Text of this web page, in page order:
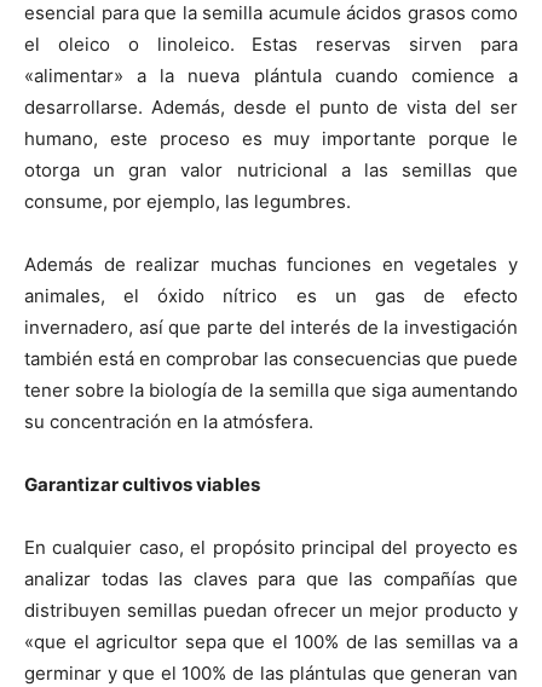
esencial para que la semilla acumule ácidos grasos como
el oleico o linoleico. Estas reservas sirven para
«alimentar» a la nueva plántula cuando comience a
desarrollarse. Además, desde el punto de vista del ser
humano, este proceso es muy importante porque le
otorga un gran valor nutricional a las semillas que
consume, por ejemplo, las legumbres.
Además de realizar muchas funciones en vegetales y
animales, el óxido nítrico es un gas de efecto
invernadero, así que parte del interés de la investigación
también está en comprobar las consecuencias que puede
tener sobre la biología de la semilla que siga aumentando
su concentración en la atmósfera.
Garantizar cultivos viables
En cualquier caso, el propósito principal del proyecto es
analizar todas las claves para que las compañías que
distribuyen semillas puedan ofrecer un mejor producto y
«que el agricultor sepa que el 100% de las semillas va a
germinar y que el 100% de las plántulas que generan van